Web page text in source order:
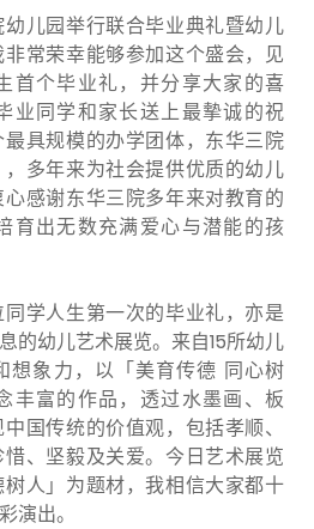
园举行联合毕业典礼暨幼儿
常荣幸能够参加这个盛会，见
首个毕业礼，并分享大家的喜
业同学和家长送上最摰诚的祝
具规模的办学团体，东华三院
多年来为社会提供优质的幼儿
感谢东华三院多年来对教育的
育出无数充满爱心与潜能的孩
人生第一次的毕业礼，亦是
的幼儿艺术展览。来自15所幼儿
想象力，以「美育传德 同心树
丰富的作品，透过水墨画、板
国传统的价值观，包括孝顺、
、坚毅及关爱。今日艺术展览
人」为题材，我相信大家都十
演出。